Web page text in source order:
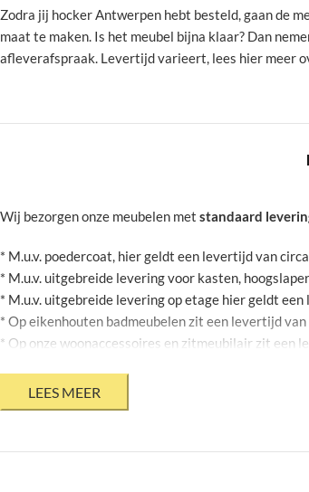
Zodra jij hocker Antwerpen hebt besteld, gaan de
maat te maken. Is het meubel bijna klaar? Dan
afleverafspraak. Levertijd varieert, lees hier meer
Wij bezorgen onze meubelen met standaard
* M.u.v. poedercoat, hier geldt een levertijd van
* M.u.v. uitgebreide levering voor kasten,
* M.u.v. uitgebreide levering op etage hier geldt
* Op eikenhouten badmeubelen zit een levertijd
* Op onze woonaccessoires en zitmeubilair zit een
* Mits jouw agenda dit toelaat
* Bovenstaande levertijden zijn onder voorbehoud